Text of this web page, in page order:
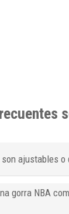
ajustables o
gorra NBA